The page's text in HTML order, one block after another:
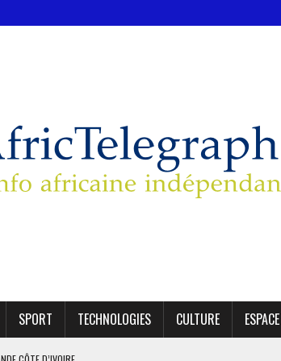
SPORT TECHNOLOGIES CULTURE